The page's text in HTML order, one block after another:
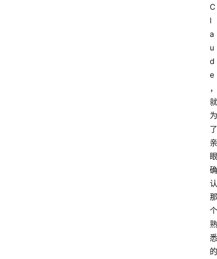
C
l
a
u
d
e
，
就
为
了
亲
眼
确
认
那
个
熟
悉
的